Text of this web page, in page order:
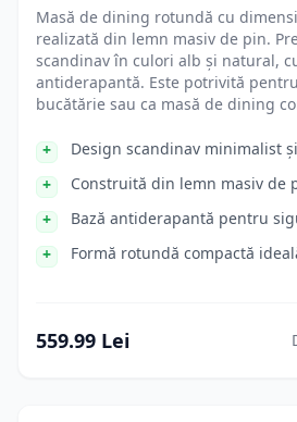
Masă de dining rotundă cu
realizată din lemn masiv de pin.
scandinav în culori alb și natural,
antiderapantă. Este potrivită
bucătărie sau ca masă de dining
Design scandinav minimalist
Construită din lemn masiv de
Bază antiderapantă pentru
Formă rotundă compactă
559.99 Lei